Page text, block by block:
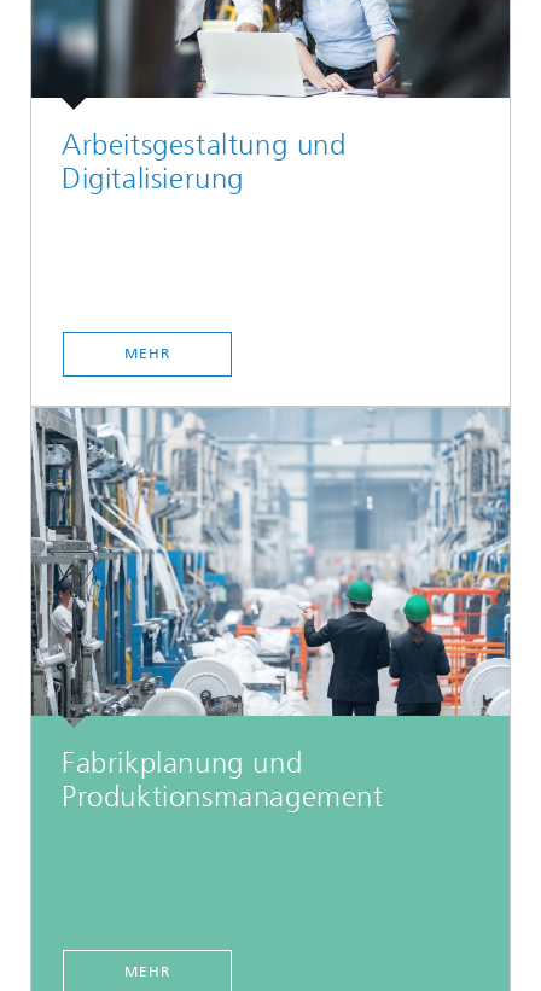
Arbeitsgestaltung und
Digitalisierung
MEHR
Fabrikplanung und
Produktionsmanagement
MEHR